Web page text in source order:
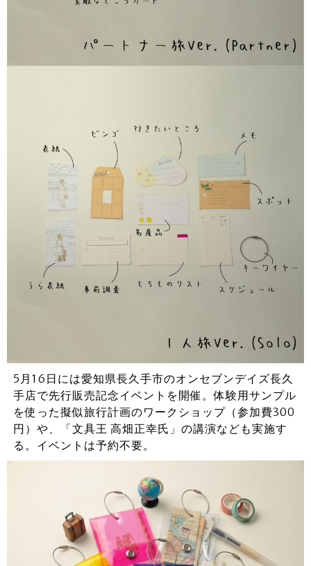
5月16日には愛知県長久手市のオンセブンデイズ長久
手店で先行販売記念イベントを開催。体験用サンプル
を使った擬似旅行計画のワークショップ（参加費300
円）や、「文具王 高畑正幸氏」の講演なども実施す
る。イベントは予約不要。